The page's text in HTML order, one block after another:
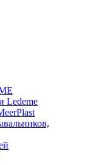
Ledeme